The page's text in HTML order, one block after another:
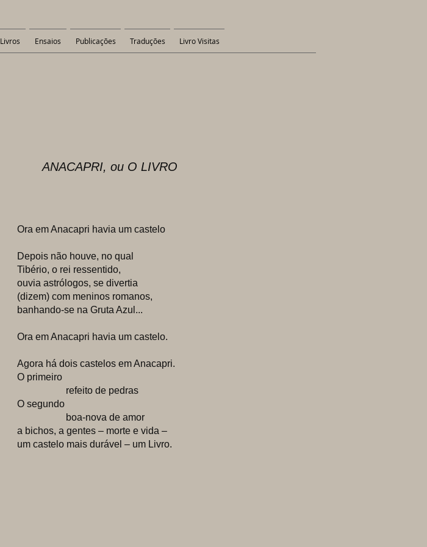
Livros Ensaios Publicações Traduções Livro Visitas
ANACAPRI, ou O LIVRO
Ora em Anacapri havia um castelo
Depois não houve, no qual
Tibério, o rei ressentido,
ouvia astrólogos, se divertia
(dizem) com meninos romanos,
banhando-se na Gruta Azul...
Ora em Anacapri havia um castelo.
Agora há dois castelos em Anacapri.
O primeiro
refeito de pedras
O segundo
boa-nova de amor
a bichos, a gentes – morte e vida –
um castelo mais durável – um Livro.